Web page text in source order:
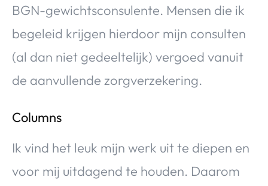
BGN-gewichtsconsulente. Mensen die ik
begeleid krijgen hierdoor mijn consulten
(al dan niet gedeeltelijk) vergoed vanuit
de aanvullende zorgverzekering.
Columns
Ik vind het leuk mijn werk uit te diepen en
voor mij uitdagend te houden. Daarom